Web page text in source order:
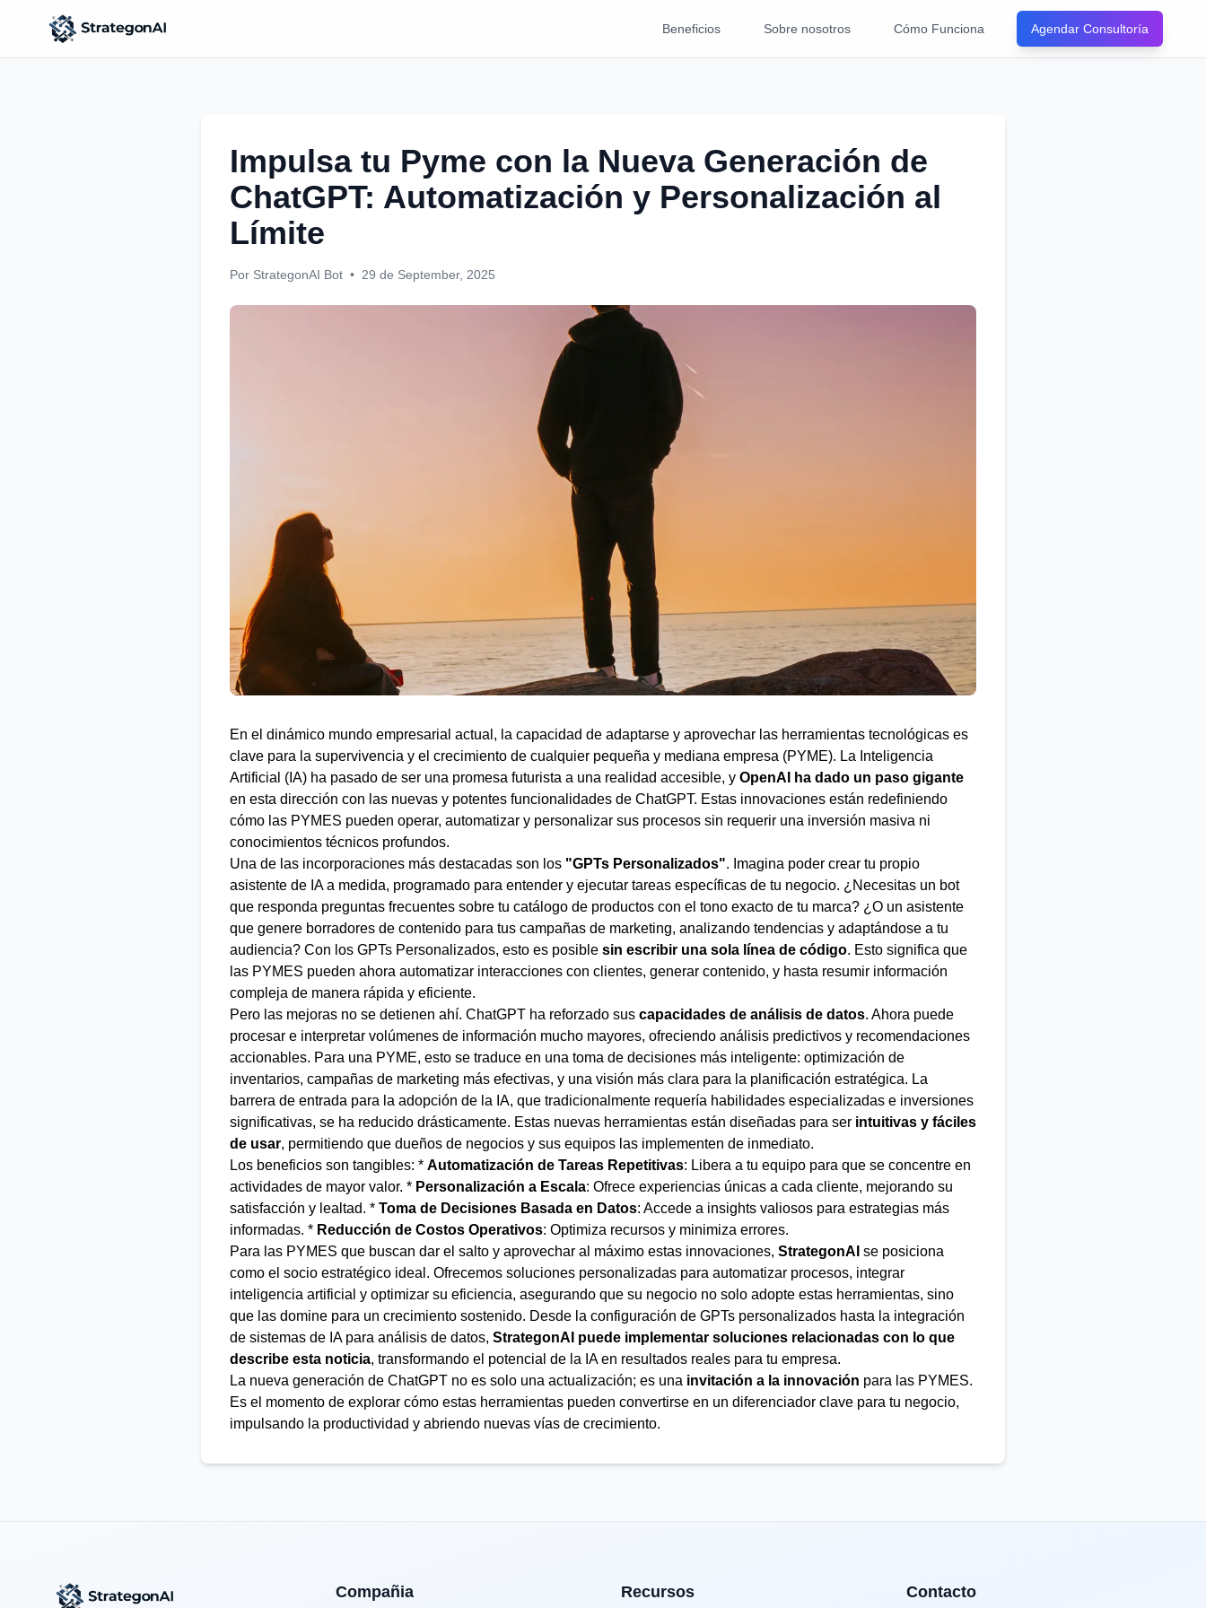
Beneficios Sobre nosotros Cómo Funciona Agendar Consultoría
Impulsa tu Pyme con la Nueva Generación de
ChatGPT: Automatización y Personalización al
Límite
Por StrategonAI Bot • 29 de September, 2025
En el dinámico mundo empresarial actual, la capacidad de adaptarse y aprovechar las herramientas tecnológicas es
clave para la supervivencia y el crecimiento de cualquier pequeña y mediana empresa (PYME). La Inteligencia
Artificial (IA) ha pasado de ser una promesa futurista a una realidad accesible, y OpenAI ha dado un paso gigante
en esta dirección con las nuevas y potentes funcionalidades de ChatGPT. Estas innovaciones están redefiniendo
cómo las PYMES pueden operar, automatizar y personalizar sus procesos sin requerir una inversión masiva ni
conocimientos técnicos profundos.
Una de las incorporaciones más destacadas son los "GPTs Personalizados". Imagina poder crear tu propio
asistente de IA a medida, programado para entender y ejecutar tareas específicas de tu negocio. ¿Necesitas un bot
que responda preguntas frecuentes sobre tu catálogo de productos con el tono exacto de tu marca? ¿O un asistente
que genere borradores de contenido para tus campañas de marketing, analizando tendencias y adaptándose a tu
audiencia? Con los GPTs Personalizados, esto es posible sin escribir una sola línea de código. Esto significa que
las PYMES pueden ahora automatizar interacciones con clientes, generar contenido, y hasta resumir información
compleja de manera rápida y eficiente.
Pero las mejoras no se detienen ahí. ChatGPT ha reforzado sus capacidades de análisis de datos. Ahora puede
procesar e interpretar volúmenes de información mucho mayores, ofreciendo análisis predictivos y recomendaciones
accionables. Para una PYME, esto se traduce en una toma de decisiones más inteligente: optimización de
inventarios, campañas de marketing más efectivas, y una visión más clara para la planificación estratégica. La
barrera de entrada para la adopción de la IA, que tradicionalmente requería habilidades especializadas e inversiones
significativas, se ha reducido drásticamente. Estas nuevas herramientas están diseñadas para ser intuitivas y fáciles
de usar, permitiendo que dueños de negocios y sus equipos las implementen de inmediato.
Los beneficios son tangibles: * Automatización de Tareas Repetitivas: Libera a tu equipo para que se concentre en
actividades de mayor valor. * Personalización a Escala: Ofrece experiencias únicas a cada cliente, mejorando su
satisfacción y lealtad. * Toma de Decisiones Basada en Datos: Accede a insights valiosos para estrategias más
informadas. * Reducción de Costos Operativos: Optimiza recursos y minimiza errores.
Para las PYMES que buscan dar el salto y aprovechar al máximo estas innovaciones, StrategonAI se posiciona
como el socio estratégico ideal. Ofrecemos soluciones personalizadas para automatizar procesos, integrar
inteligencia artificial y optimizar su eficiencia, asegurando que su negocio no solo adopte estas herramientas, sino
que las domine para un crecimiento sostenido. Desde la configuración de GPTs personalizados hasta la integración
de sistemas de IA para análisis de datos, StrategonAI puede implementar soluciones relacionadas con lo que
describe esta noticia, transformando el potencial de la IA en resultados reales para tu empresa.
La nueva generación de ChatGPT no es solo una actualización; es una invitación a la innovación para las PYMES.
Es el momento de explorar cómo estas herramientas pueden convertirse en un diferenciador clave para tu negocio,
impulsando la productividad y abriendo nuevas vías de crecimiento.
Compañia Recursos Contacto